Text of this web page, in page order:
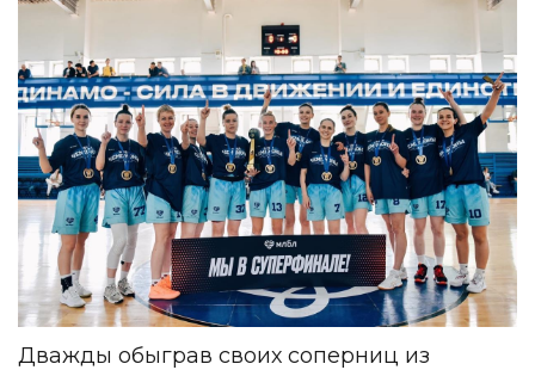
Дважды обыграв своих соперниц из